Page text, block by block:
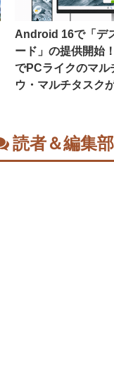
Android 16で「デ
ード」の提供開始
でPCライクのマル
ウ・マルチタスク
読者＆編集